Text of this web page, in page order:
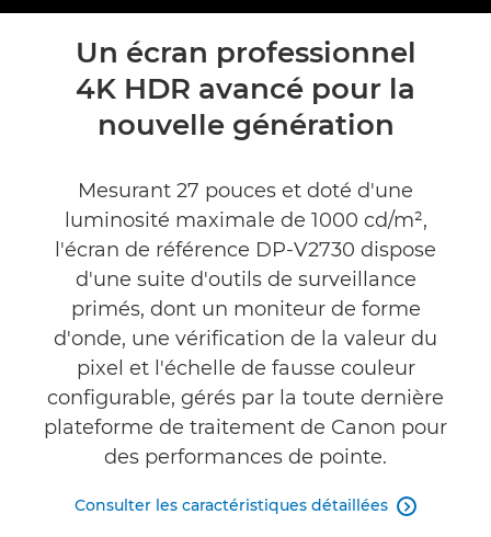
Présentation
Caractéristiques
Un écran professionnel
4K HDR avancé pour la
nouvelle génération
Mesurant 27 pouces et doté d'une
luminosité maximale de 1000 cd/m²,
l'écran de référence DP-V2730 dispose
d'une suite d'outils de surveillance
primés, dont un moniteur de forme
d'onde, une vérification de la valeur du
pixel et l'échelle de fausse couleur
configurable, gérés par la toute dernière
plateforme de traitement de Canon pour
des performances de pointe.
Consulter les caractéristiques détaillées 